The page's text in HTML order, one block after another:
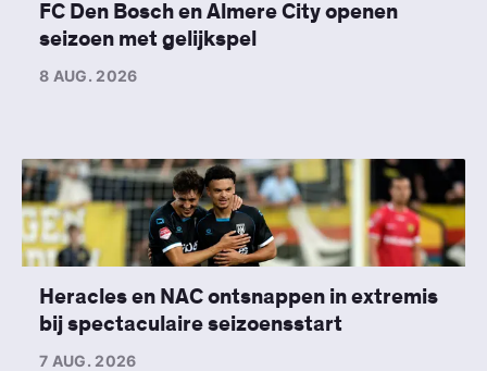
FC Den Bosch en Almere City openen
seizoen met gelijkspel
8 AUG. 2026
Heracles en NAC ontsnappen in extremis
bij spectaculaire seizoensstart
7 AUG. 2026